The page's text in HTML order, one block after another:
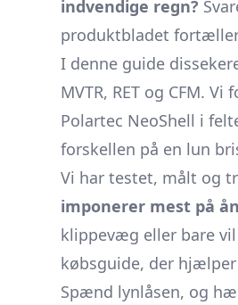
indvendige regn?
produktbladet
I denne guide
MVTR, RET og CFM.
Polartec NeoShell i
forskellen på en lun
Vi har testet, målt og
imponerer mest på
klippevæg eller bare
købsguide, der
Spænd lynlåsen, og